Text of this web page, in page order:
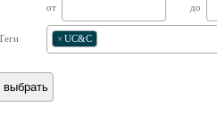
от до
× UC&C